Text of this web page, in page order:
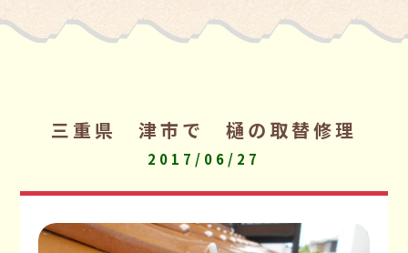
三重県 津市で 樋の取替修理
2017/06/27